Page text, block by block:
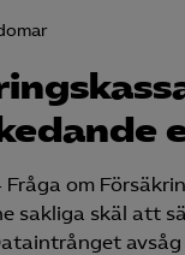
om
sakliga skäl att
avsåg